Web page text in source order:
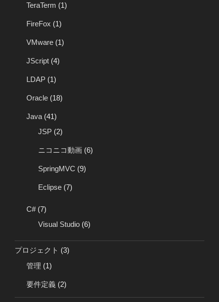
TeraTerm (1)
FireFox (1)
VMware (1)
JScript (4)
LDAP (1)
Oracle (18)
Java (41)
JSP (2)
ニコニコ動画 (6)
SpringMVC (9)
Eclipse (7)
C#(7)
Visual Studio (6)
プロジェクト (3)
管理 (1)
要件定義 (2)